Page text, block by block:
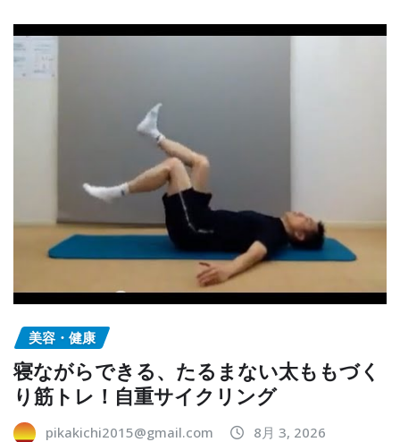
美容・健康
寝ながらできる、たるまない太ももづく
り筋トレ！自重サイクリング
pikakichi2015@gmail.com 8月 3, 2026